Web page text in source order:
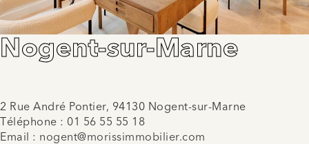
Nogent-sur-Marne
2 Rue André Pontier, 94130 Nogent-sur-Marne
Téléphone : 01 56 55 55 18
Email : nogent@morissimmobilier.com